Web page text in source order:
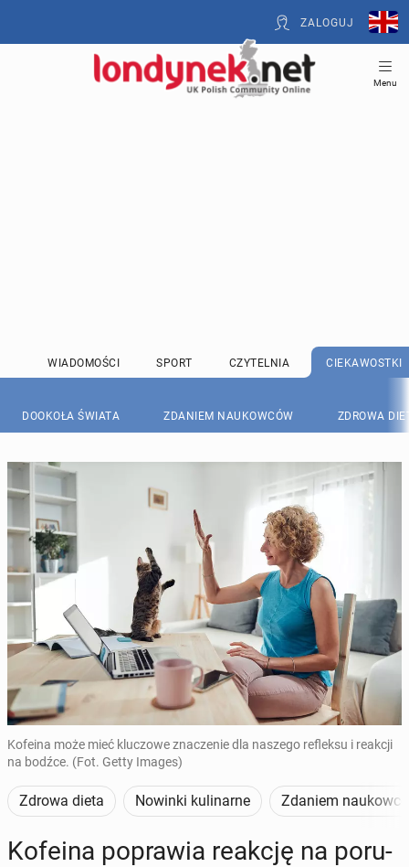
ZALOGUJ
Menu
WIADOMOŚCI SPORT CZYTELNIA CIEKAWOSTKI
DOOKOŁA ŚWIATA ZDANIEM NAUKOWCÓW ZDROWA
Kofeina może mieć kluczowe znaczenie dla naszego refleksu i reakcji
na bodźce. (Fot. Getty Images)
Zdrowa dieta Nowinki kulinarne Zdaniem
Kofeina po­pra­wia reakcję na po­ru­